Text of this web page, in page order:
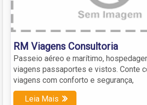
RM Viagens Consultoria
Passeio aéreo e marítimo,
viagens passaportes e vistos. Conte
viagens com conforto e segurança,
Leia Mais